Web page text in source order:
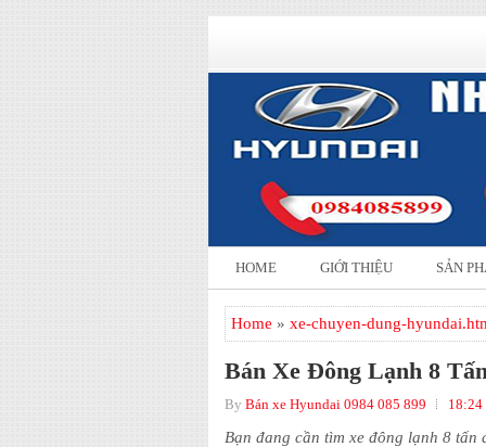
HOME GIỚI THIỆU SẢN
Home » xe-chuyen-dung-
Bán Xe Đông Lạnh 8
By Bán xe Hyundai 0984 085 899 18:24
Bạn đang cần tìm xe đông lạnh 8 tấn